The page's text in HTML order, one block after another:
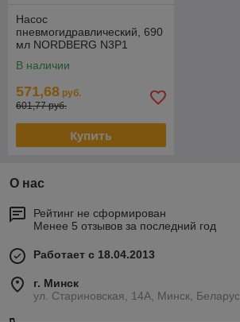
Насос
пневмогидравлический, 690
мл NORDBERG N3P1
В наличии
571,68 руб.
601,77 руб.
Купить
О нас
Рейтинг не сформирован
Менее 5 отзывов за последний год
Работает с 18.04.2013
г. Минск
ул. Стариновская, 14А, Минск,